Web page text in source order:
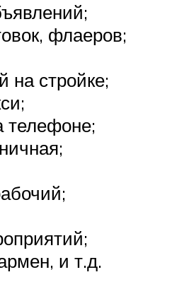
флаеров;
на стройке;
телефоне;
и т.д.